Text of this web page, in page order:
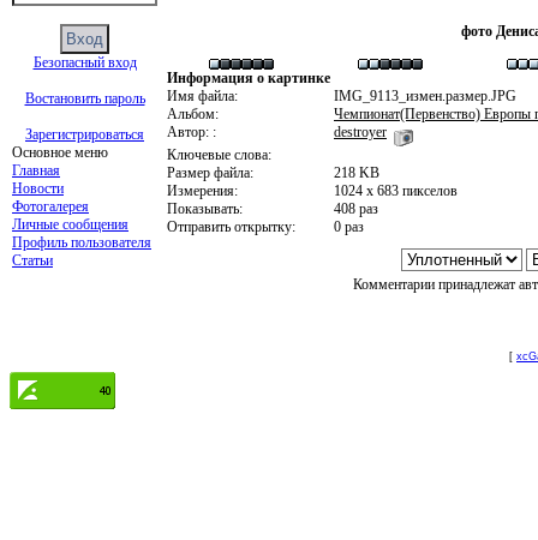
Безопасный вход
Востановить пароль
Зарегистрироваться
Основное меню
Главная
Новости
Фотогалерея
Личные сообщения
Профиль пользователя
Статьи
фото
Информация о картинке
Имя файла:
IMG_9113_измен.размер.JPG
Альбом:
Чемпионат(Первенство)
Автор: :
destroyer
Ключевые слова:
Размер файла:
218 KB
Измерения:
1024 x 683 пикселов
Показывать:
408 раз
Отправить открытку:
0 раз
Комментарии принадлежат
[